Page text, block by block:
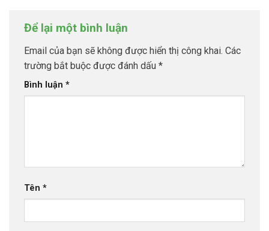
Để lại một bình luận
Email của bạn sẽ không được hiển thị công khai. Các
trường bắt buộc được đánh dấu *
Bình luận *
Tên *